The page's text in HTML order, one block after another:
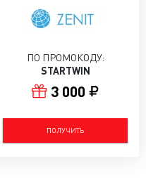
ПО ПРОМОКОДУ:
STARTWIN
3 000
ПОЛУЧИТЬ